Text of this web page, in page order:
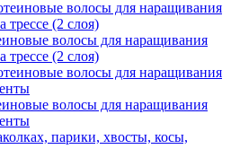
волосы для наращивания
трессе (2 слоя)
волосы для наращивания